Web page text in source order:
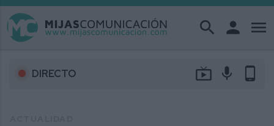
search person menu
DIRECTO live_tv mic phone_android